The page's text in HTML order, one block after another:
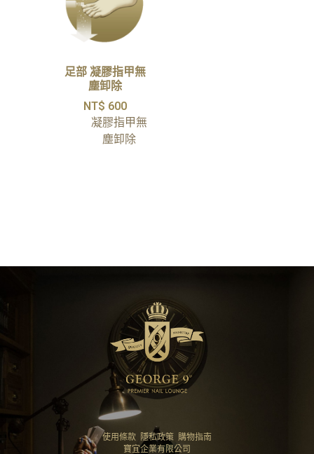
足部 凝膠指甲無
塵卸除
NT$ 600
凝膠指甲無
塵卸除
使用條款 隱私政策 購物指南
寶宜企業有限公司